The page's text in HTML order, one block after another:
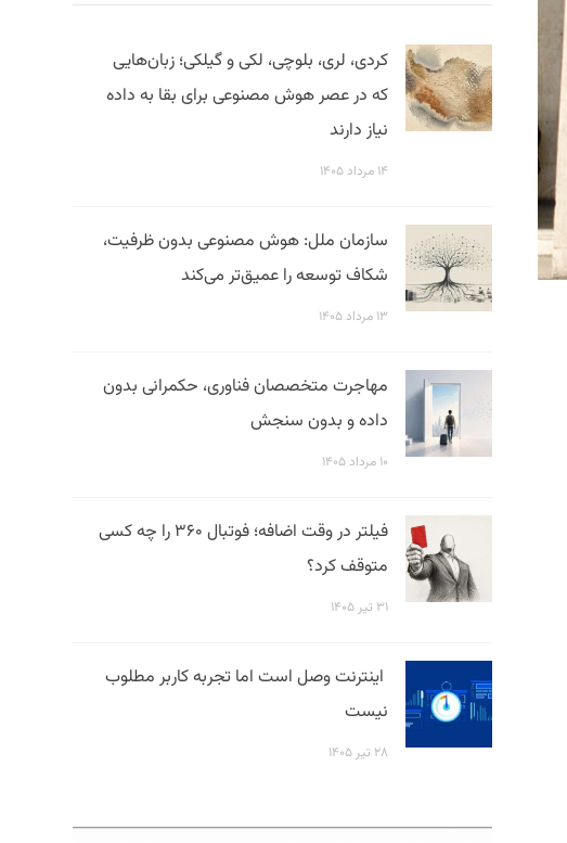
کردی، لری، بلوچی، لکی و گیلکی؛ زبان‌هایی
که در عصر هوش مصنوعی برای بقا به داده
نیاز دارند
۱۴ مرداد ۱۴۰۵
سازمان ملل: هوش مصنوعی بدون ظرفیت،
شکاف توسعه را عمیق‌تر می‌کند
۱۳ مرداد ۱۴۰۵
مهاجرت متخصصان فناوری، حکمرانی بدون
داده و بدون سنجش
۱۰ مرداد ۱۴۰۵
فیلتر در وقت اضافه؛ فوتبال ۳۶۰ را چه کسی
متوقف کرد؟
۳۱ تیر ۱۴۰۵
اینترنت وصل است اما تجربه کاربر مطلوب
نیست
۲۸ تیر ۱۴۰۵